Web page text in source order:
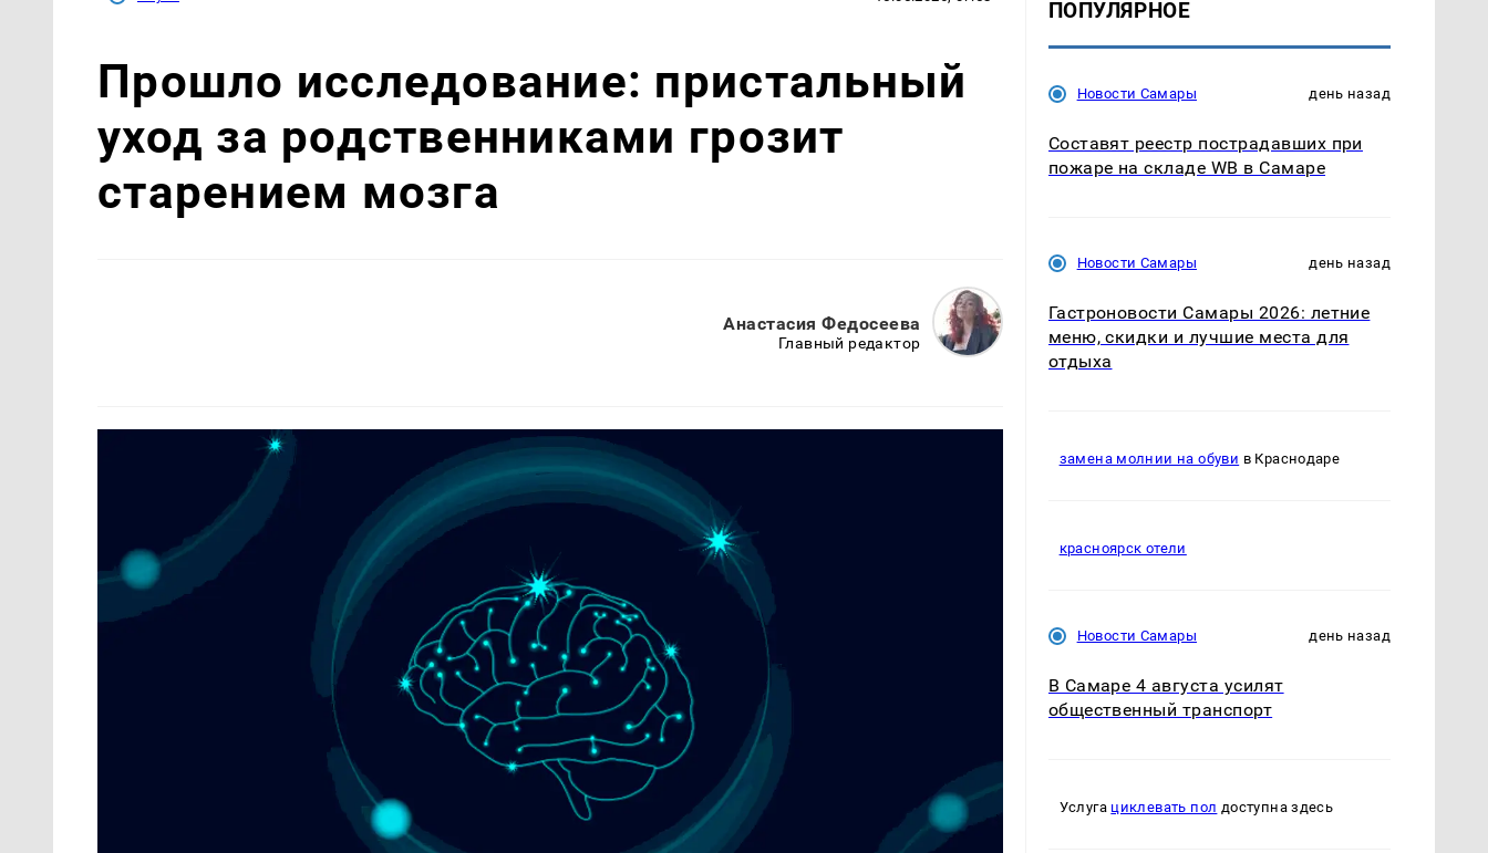
Прошло исследование: пристальный
уход за родственниками грозит
старением мозга
Анастасия Федосеева
Главный редактор
ПОПУЛЯРНОЕ
Новости Самары день назад
Составят реестр пострадавших при
пожаре на складе WB в Самаре
Новости Самары день назад
Гастроновости Самары 2026: летние
меню, скидки и лучшие места для
отдыха
замена молнии на обуви в Краснодаре
красноярск отели
Новости Самары день назад
В Самаре 4 августа усилят
общественный транспорт
Услуга циклевать пол доступна здесь